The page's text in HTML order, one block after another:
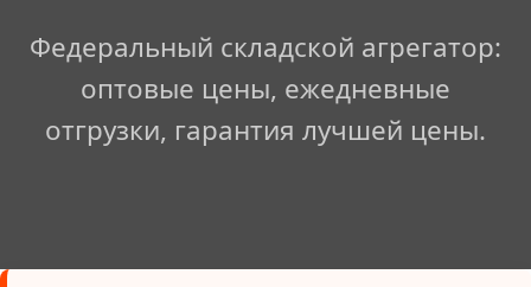
Федеральный складской агрегатор:
оптовые цены, ежедневные
отгрузки, гарантия лучшей цены.